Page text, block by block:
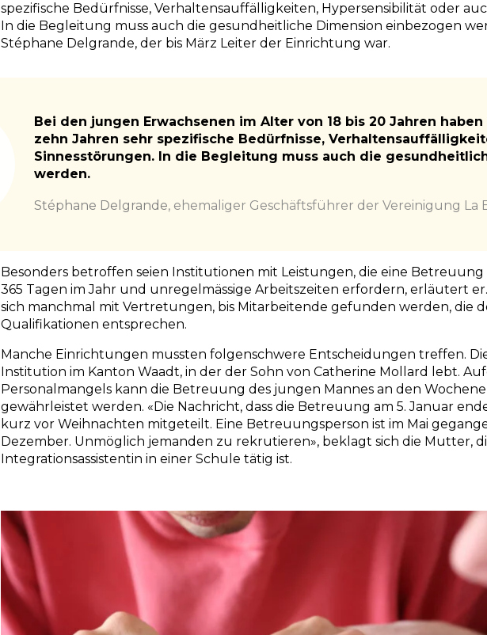
spezifische Bedürfnisse, Verhaltensauffälligkeiten, Hypersensibilität oder
In die Begleitung muss auch die gesundheitliche Dimension einbezogen
Stéphane Delgrande, der bis März Leiter der Einrichtung war.
Bei den jungen Erwachsenen im Alter von 18 bis 20 Jahren
zehn Jahren sehr spezifische Bedürfnisse,
Sinnesstörungen. In die Begleitung muss auch die
werden.
Stéphane Delgrande, ehemaliger Geschäftsführer der Vereinigung La
Besonders betroffen seien Institutionen mit Leistungen, die eine
365 Tagen im Jahr und unregelmässige Arbeitszeiten erfordern, erläutert
sich manchmal mit Vertretungen, bis Mitarbeitende gefunden werden, die
Qualifikationen entsprechen.
Manche Einrichtungen mussten folgenschwere Entscheidungen treffen.
Institution im Kanton Waadt, in der der Sohn von Catherine Mollard lebt.
Personalmangels kann die Betreuung des jungen Mannes an den
gewährleistet werden. «Die Nachricht, dass die Betreuung am 5. Januar
kurz vor Weihnachten mitgeteilt. Eine Betreuungsperson ist im Mai
Dezember. Unmöglich jemanden zu rekrutieren», beklagt sich die Mutter,
Integrationsassistentin in einer Schule tätig ist.